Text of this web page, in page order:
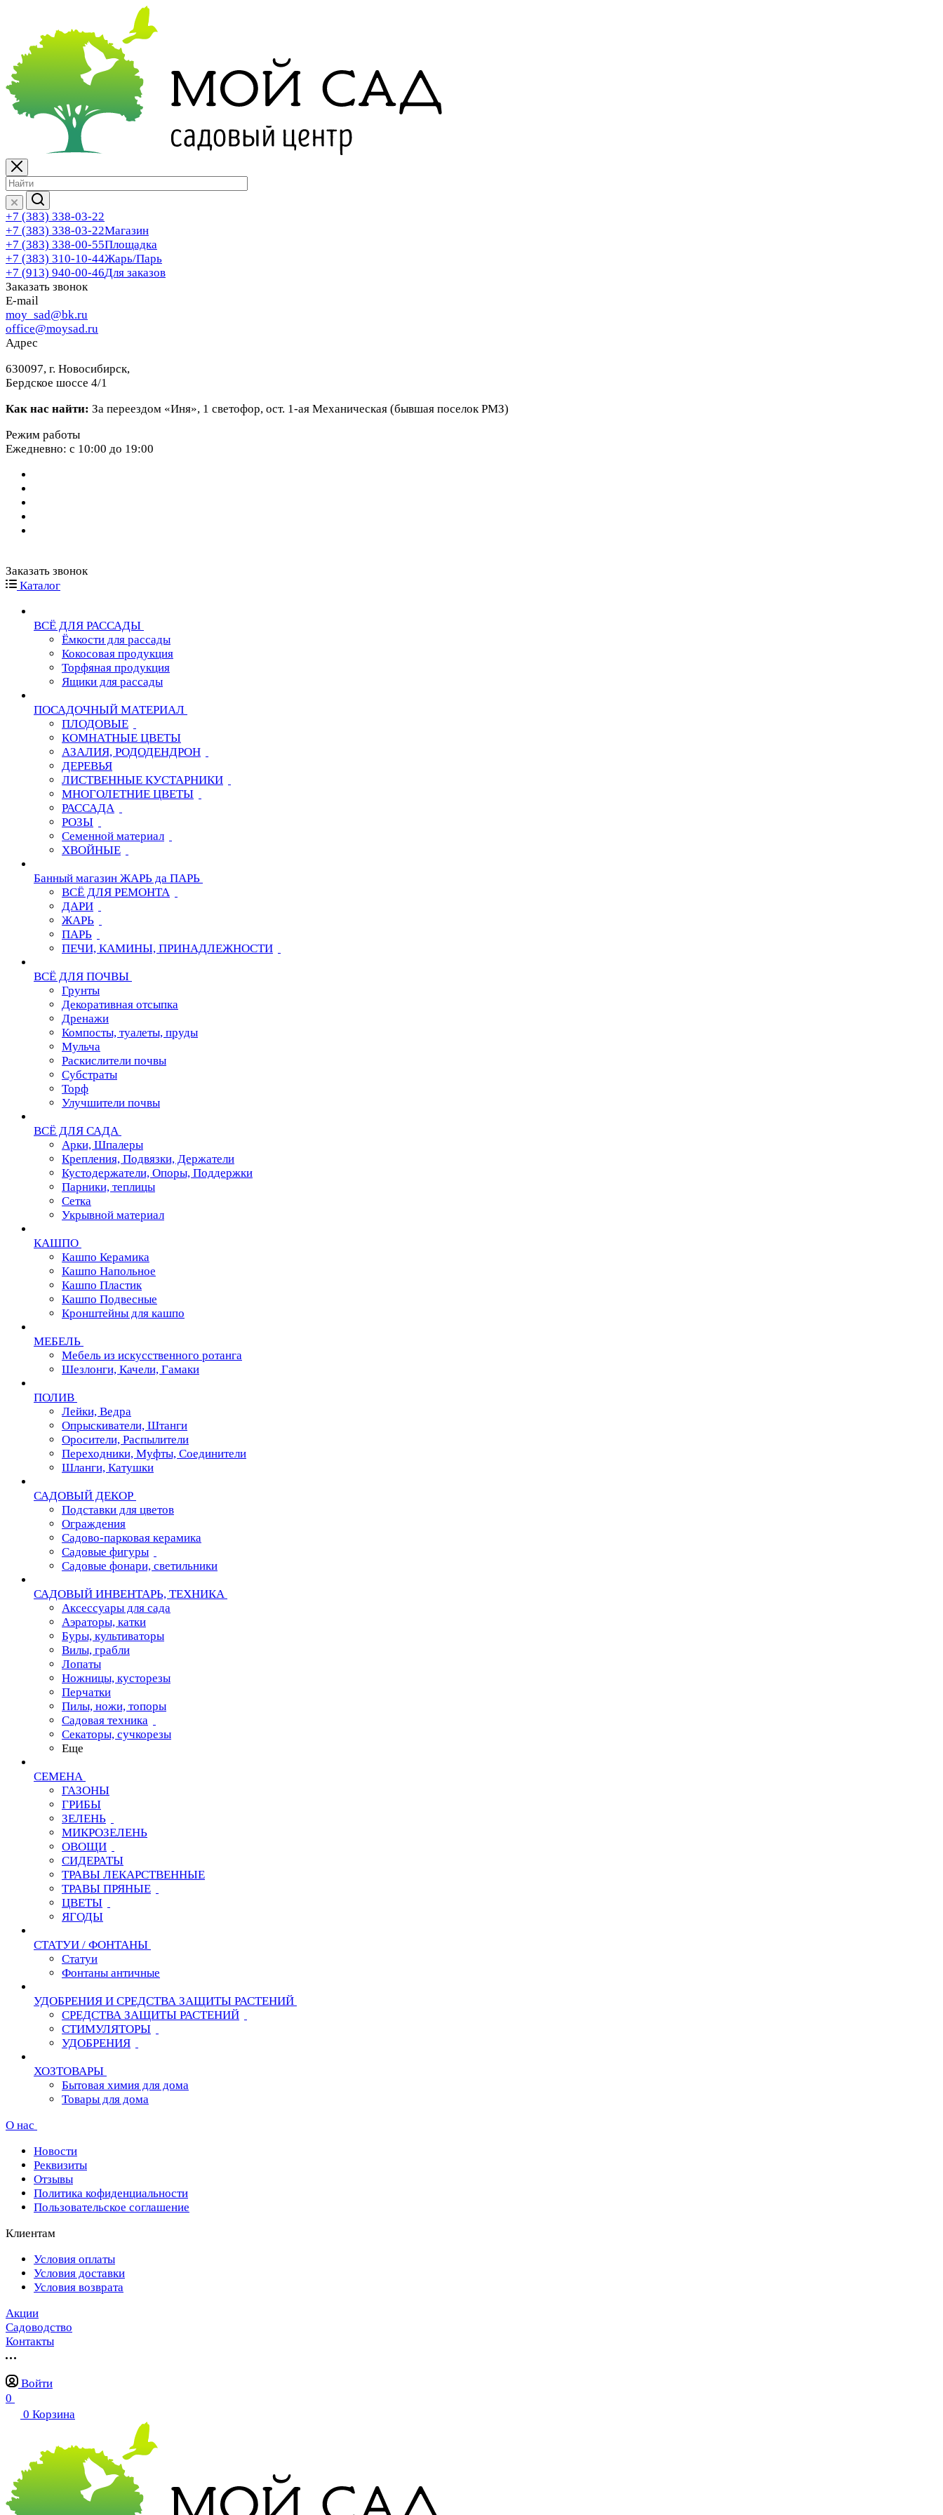
+7 (383) 338-03-22
+7 (383) 338-03-22Магазин
+7 (383) 338-00-55Площадка
+7 (383) 310-10-44Жарь/Парь
+7 (913) 940-00-46Для заказов
Заказать звонок
E-mail
moy_sad@bk.ru
office@moysad.ru
Адрес
630097, г. Новосибирск,
Бердское шоссе 4/1
Как нас найти: За переездом «Иня», 1 светофор, ост. 1-ая Механическая (бывшая поселок РМЗ)
Режим работы
Ежедневно: с 10:00 до 19:00
Заказать звонок
Каталог
ВСЁ ДЛЯ РАССАДЫ
Ёмкости для рассады
Кокосовая продукция
Торфяная продукция
Ящики для рассады
ПОСАДОЧНЫЙ МАТЕРИАЛ
ПЛОДОВЫЕ
КОМНАТНЫЕ ЦВЕТЫ
АЗАЛИЯ, РОДОДЕНДРОН
ДЕРЕВЬЯ
ЛИСТВЕННЫЕ КУСТАРНИКИ
МНОГОЛЕТНИЕ ЦВЕТЫ
РАССАДА
РОЗЫ
Семенной материал
ХВОЙНЫЕ
Банный магазин ЖАРЬ да ПАРЬ
ВСЁ ДЛЯ РЕМОНТА
ДАРИ
ЖАРЬ
ПАРЬ
ПЕЧИ, КАМИНЫ, ПРИНАДЛЕЖНОСТИ
ВСЁ ДЛЯ ПОЧВЫ
Грунты
Декоративная отсыпка
Дренажи
Компосты, туалеты, пруды
Мульча
Раскислители почвы
Субстраты
Торф
Улучшители почвы
ВСЁ ДЛЯ САДА
Арки, Шпалеры
Крепления, Подвязки, Держатели
Кустодержатели, Опоры, Поддержки
Парники, теплицы
Сетка
Укрывной материал
КАШПО
Кашпо Керамика
Кашпо Напольное
Кашпо Пластик
Кашпо Подвесные
Кронштейны для кашпо
МЕБЕЛЬ
Мебель из искусственного ротанга
Шезлонги, Качели, Гамаки
ПОЛИВ
Лейки, Ведра
Опрыскиватели, Штанги
Оросители, Распылители
Переходники, Муфты, Соединители
Шланги, Катушки
САДОВЫЙ ДЕКОР
Подставки для цветов
Ограждения
Садово-парковая керамика
Садовые фигуры
Садовые фонари, светильники
САДОВЫЙ ИНВЕНТАРЬ, ТЕХНИКА
Аксессуары для сада
Аэраторы, катки
Буры, культиваторы
Вилы, грабли
Лопаты
Ножницы, кусторезы
Перчатки
Пилы, ножи, топоры
Садовая техника
Секаторы, сучкорезы
Еще
СЕМЕНА
ГАЗОНЫ
ГРИБЫ
ЗЕЛЕНЬ
МИКРОЗЕЛЕНЬ
ОВОЩИ
СИДЕРАТЫ
ТРАВЫ ЛЕКАРСТВЕННЫЕ
ТРАВЫ ПРЯНЫЕ
ЦВЕТЫ
ЯГОДЫ
СТАТУИ / ФОНТАНЫ
Статуи
Фонтаны античные
УДОБРЕНИЯ И СРЕДСТВА ЗАЩИТЫ РАСТЕНИЙ
СРЕДСТВА ЗАЩИТЫ РАСТЕНИЙ
СТИМУЛЯТОРЫ
УДОБРЕНИЯ
ХОЗТОВАРЫ
Бытовая химия для дома
Товары для дома
О нас
Новости
Реквизиты
Отзывы
Политика кофиденциальности
Пользовательское соглашение
Клиентам
Условия оплаты
Условия доставки
Условия возврата
Акции
Садоводство
Контакты
Войти
0
0 Корзина